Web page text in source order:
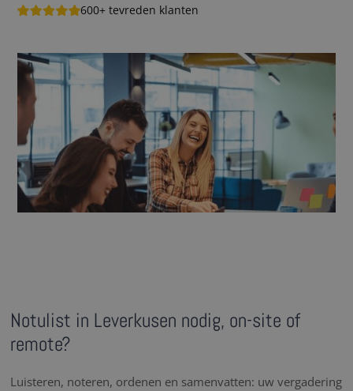
600+ tevreden klanten
Notulist in Leverkusen nodig, on-site of
remote?
Luisteren, noteren, ordenen en samenvatten: uw vergadering